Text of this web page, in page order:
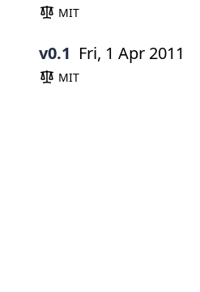
MIT
v0.1 Fri, 1 Apr 2011
MIT